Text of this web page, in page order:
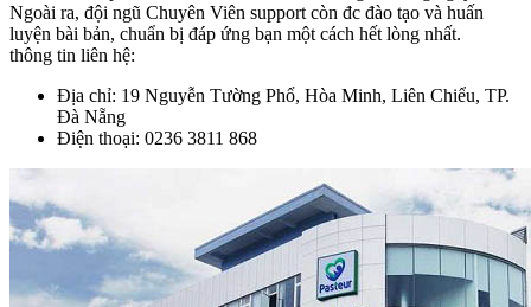
Ngoài ra, đội ngũ Chuyên Viên support còn đc đào tạo và huấn
luyện bài bản, chuẩn bị đáp ứng bạn một cách hết lòng nhất.
thông tin liên hệ:
Địa chỉ: 19 Nguyễn Tường Phổ, Hòa Minh, Liên Chiểu, TP.
Đà Nẵng
Điện thoại: 0236 3811 868